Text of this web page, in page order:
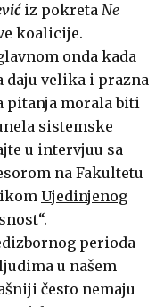
iz pokreta Ne
koalicije.
onda kada
daju velika i prazna
pitanja morala biti
sistemske
u intervjuu sa
na Fakultetu
Ujedinjenog
.
perioda
u našem
često nemaju